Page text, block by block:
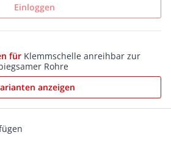
Einloggen
für Klemmschelle anreihbar zur
Rohre
anzeigen